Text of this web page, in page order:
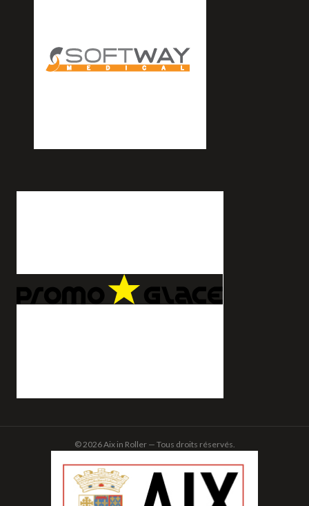
© 2026 Aix in Roller — Tous droits réservés.